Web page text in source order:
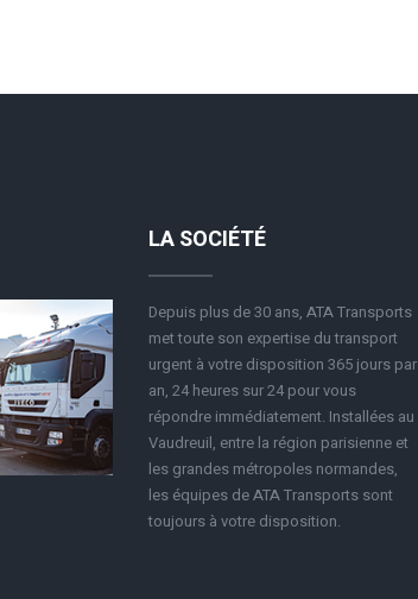
LA SOCIÉTÉ
Depuis plus de 30 ans, ATA Transports
met toute son expertise du transport
urgent à votre disposition 365 jours par
an, 24 heures sur 24 pour vous
répondre immédiatement. Installées au
Vaudreuil, entre la région parisienne et
les grandes métropoles normandes,
les équipes de ATA Transports sont
toujours à votre disposition.